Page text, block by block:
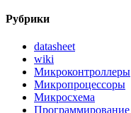
Рубрики
datasheet
wiki
Микроконтроллеры
Микропроцессоры
Микросхема
Программирование